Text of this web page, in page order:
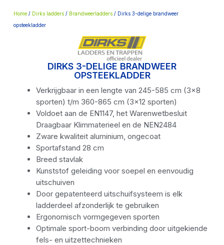
Home/ Dirks ladders/ Brandweerladders/ Dirks 3-delige brandweer
opsteekladder
DIRKS 3-DELIGE BRANDWEER
OPSTEEKLADDER
Verkrijgbaar in een lengte van 245-585 cm (3×8
sporten) t/m 360-865 cm (3×12 sporten)
Voldoet aan de EN1147, het Warenwetbesluit
Draagbaar Klimmaterieel en de NEN2484
Zware kwaliteit aluminium, ongecoat
Sportafstand 28 cm
Breed stavlak
Kunststof geleiding voor soepel en eenvoudig
uitschuiven
Door gepatenteerd uitschuifsysteem is elk
ladderdeel afzonderlijk te gebruiken
Ergonomisch vormgegeven sporten
Optimale sport-boom verbinding door uitgekiende
fels- en uitzettechnieken